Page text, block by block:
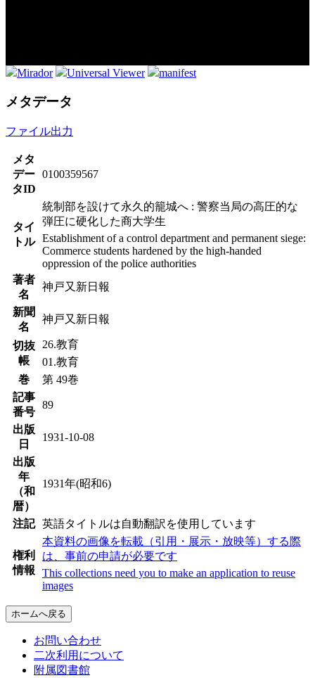
Mirador Universal Viewer manifest
メタデータ
ファイル出力
メタ
デー
タID
0100359567
タイ
トル
統制部を設けて永久的籠城へ : 警察当局の高圧的な
弾圧に硬化した商大学生
Establishment of a control department and permanent siege:
Commerce students hardened by the high-handed
oppression of the police authorities
著者
名
神戸又新日報
新聞
名
神戸又新日報
切抜
帳
26.教育
01.教育
巻
第 49巻
記事
番号
89
出版
日
1931-10-08
出版
年
（和
暦）
1931年(昭和6)
注記 英語タイトルは自動翻訳を使用しています
権利
情報
本資料の画像を転載（引用・展示・放映等）する際
は、事前の申請が必要です
This collections need you to make an application to reuse
images
ホームへ戻る
お問い合わせ
二次利用について
附属図書館